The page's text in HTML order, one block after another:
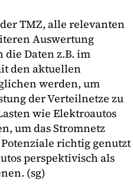
TMZ, alle relevanten
Auswertung
Daten z.B. im
den aktuellen
werden, um
der Verteilnetze zu
wie Elektroautos
um das Stromnetz
richtig genutzt
perspektivisch als
(sg)